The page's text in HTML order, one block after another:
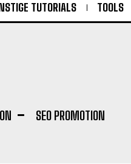
TUTORIALS TOOLS
SEO PROMOTION